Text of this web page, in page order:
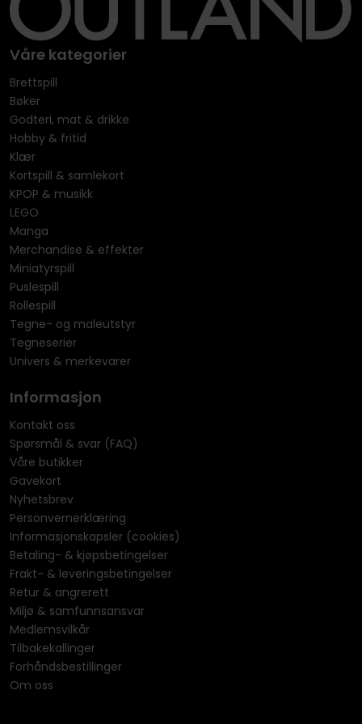
Våre kategorier
Brettspill
Bøker
Godteri, mat & drikke
Hobby & fritid
Klær
Kortspill & samlekort
KPOP & musikk
LEGO
Manga
Merchandise & effekter
Miniatyrspill
Puslespill
Rollespill
Tegne- og maleutstyr
Tegneserier
Univers & merkevarer
Informasjon
Kontakt oss
Spørsmål & svar (FAQ)
Våre butikker
Gavekort
Nyhetsbrev
Personvernerklæring
Informasjonskapsler (cookies)
Betaling- & kjøpsbetingelser
Frakt- & leveringsbetingelser
Retur & angrerett
Miljø & samfunnsansvar
Medlemsvilkår
Tilbakekallinger
Forhåndsbestillinger
Om oss